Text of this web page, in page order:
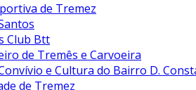
de Tremez
Club Btt
de Tremês e Carvoeira
e Cultura do Bairro D.
de Tremez